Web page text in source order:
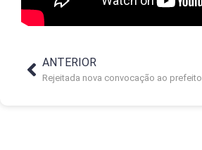
ANTERIOR
Rejeitada nova convocação ao prefeito